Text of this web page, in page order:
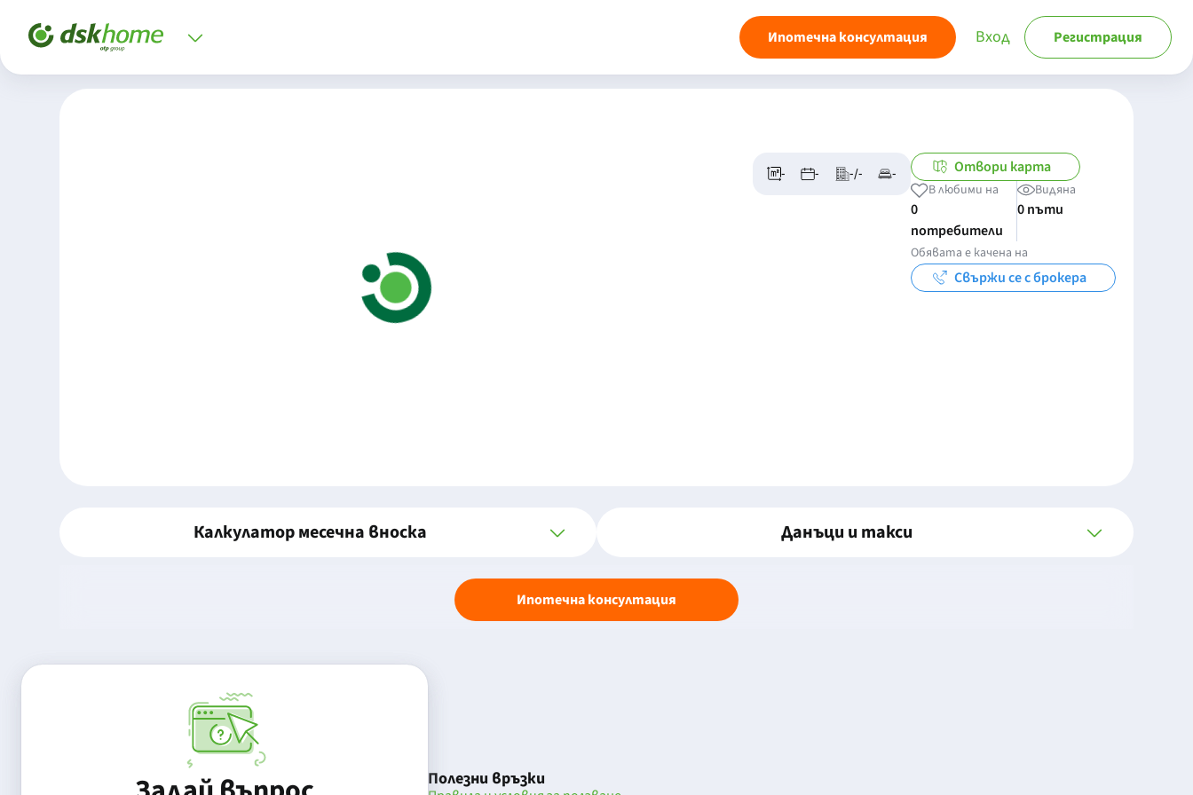
Ипотечна консултация Вход Регистрация
- - -/- - Отвори карта
В любими на
0
потребители
Видяна
0 пъти
Обявата е качена на
Свържи се с брокера
Калкулатор месечна вноска Данъци и такси
Ипотечна консултация
Полезни връзки